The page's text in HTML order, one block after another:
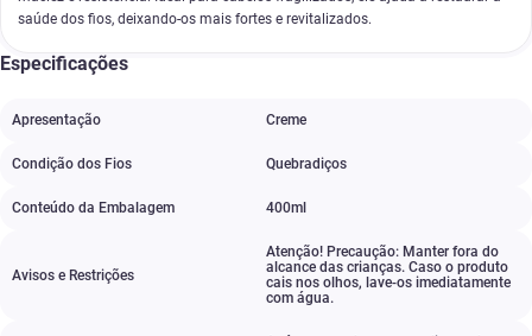
saúde dos fios, deixando-os mais fortes e revitalizados.
Especificações
Apresentação Creme
Condição dos Fios Quebradiços
Conteúdo da Embalagem 400ml
Avisos e Restrições
Atenção! Precaução: Manter fora do
alcance das crianças. Caso o produto
cais nos olhos, lave-os imediatamente
com água.